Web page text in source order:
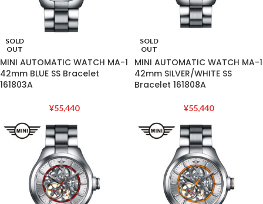
SOLD
OUT
MINI AUTOMATIC WATCH MA-1
42mm BLUE SS Bracelet
161803A
¥55,440
SOLD
OUT
MINI AUTOMATIC WATCH MA-1
42mm SILVER/WHITE SS
Bracelet 161808A
¥55,440